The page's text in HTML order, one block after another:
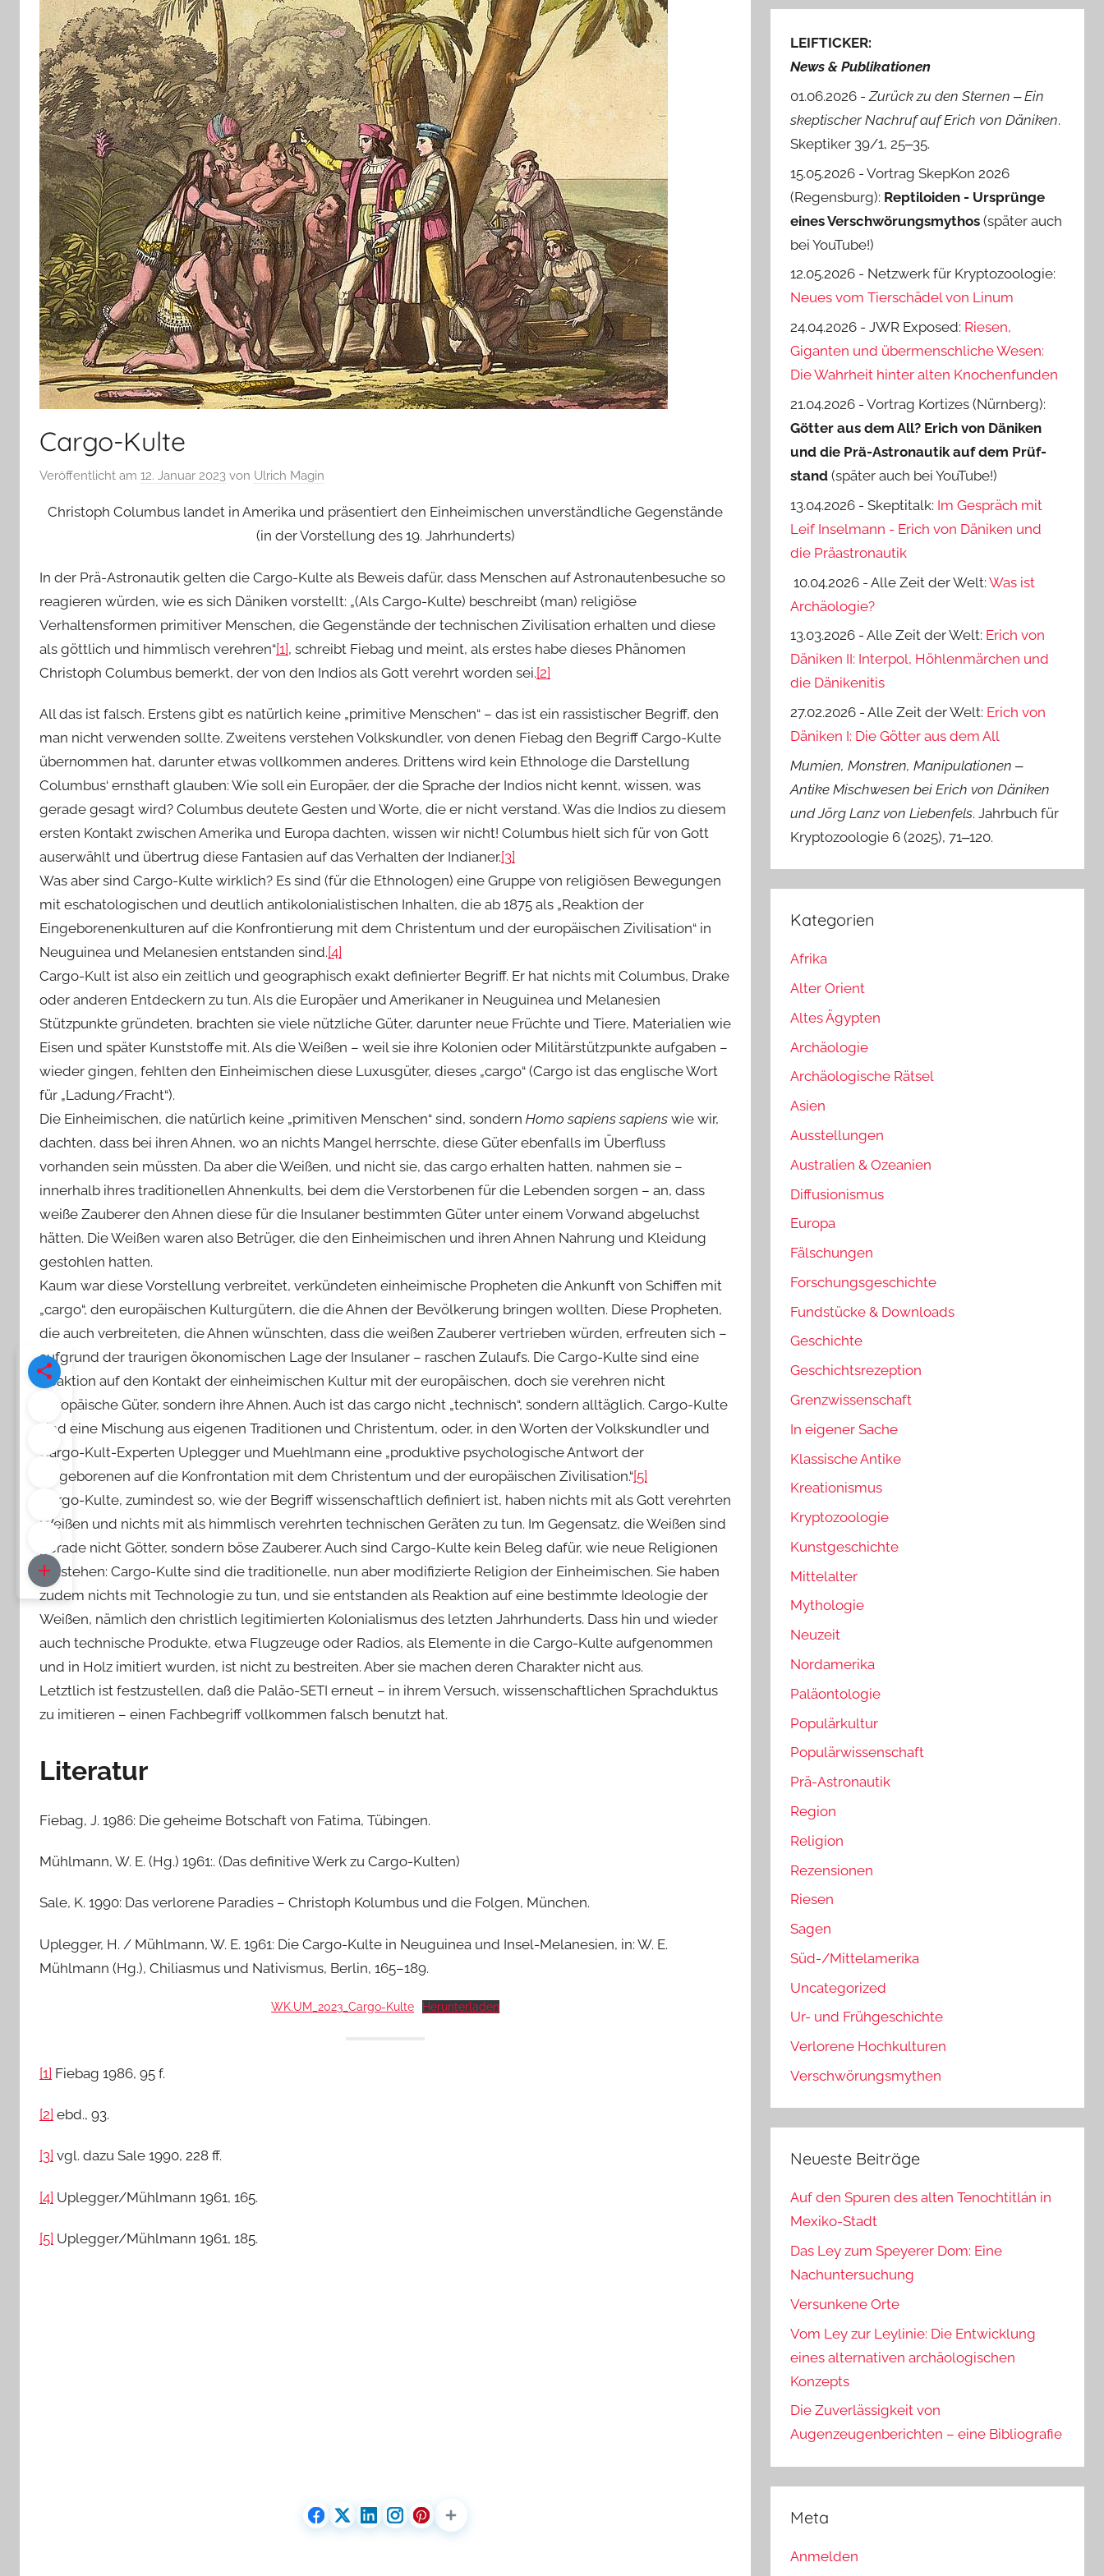
Cargo-Kulte
Veröffentlicht am 12. Januar 2023 von Ulrich Magin
Christoph Columbus landet in Amerika und präsentiert den Einheimischen unverständliche Gegenstände
(in der Vorstellung des 19. Jahrhunderts)
In der Prä-Astronautik gelten die Cargo-Kulte als Beweis dafür, dass Menschen auf Astronautenbesuche so
reagieren würden, wie es sich Däniken vorstellt: „(Als Cargo-Kulte) beschreibt (man) religiöse
Verhaltensformen primitiver Menschen, die Gegenstände der technischen Zivilisation erhalten und diese
als göttlich und himmlisch verehren“[1], schreibt Fiebag und meint, als erstes habe dieses Phänomen
Christoph Columbus bemerkt, der von den Indios als Gott verehrt worden sei.[2]
All das ist falsch. Erstens gibt es natürlich keine „primitive Menschen“ – das ist ein rassistischer Begriff, den
man nicht verwenden sollte. Zweitens verstehen Volkskundler, von denen Fiebag den Begriff Cargo-Kulte
übernommen hat, darunter etwas vollkommen anderes. Drittens wird kein Ethnologe die Darstellung
Columbus‘ ernsthaft glauben: Wie soll ein Europäer, der die Sprache der Indios nicht kennt, wissen, was
gerade gesagt wird? Columbus deutete Gesten und Worte, die er nicht verstand. Was die Indios zu diesem
ersten Kontakt zwischen Amerika und Europa dachten, wissen wir nicht! Columbus hielt sich für von Gott
auserwählt und übertrug diese Fantasien auf das Verhalten der Indianer.[3]
Was aber sind Cargo-Kulte wirklich? Es sind (für die Ethnologen) eine Gruppe von religiösen Bewegungen
mit eschatologischen und deutlich antikolonialistischen Inhalten, die ab 1875 als „Reaktion der
Eingeborenenkulturen auf die Konfrontierung mit dem Christentum und der europäischen Zivilisation“ in
Neuguinea und Melanesien entstanden sind.[4]
Cargo-Kult ist also ein zeitlich und geographisch exakt definierter Begriff. Er hat nichts mit Columbus, Drake
oder anderen Entdeckern zu tun. Als die Europäer und Amerikaner in Neuguinea und Melanesien
Stützpunkte gründeten, brachten sie viele nützliche Güter, darunter neue Früchte und Tiere, Materialien wie
Eisen und später Kunststoffe mit. Als die Weißen – weil sie ihre Kolonien oder Militärstützpunkte aufgaben –
wieder gingen, fehlten den Einheimischen diese Luxusgüter, dieses „cargo“ (Cargo ist das englische Wort
für „Ladung/Fracht“).
Die Einheimischen, die natürlich keine „primitiven Menschen“ sind, sondern Homo sapiens sapiens wie wir,
dachten, dass bei ihren Ahnen, wo an nichts Mangel herrschte, diese Güter ebenfalls im Überfluss
vorhanden sein müssten. Da aber die Weißen, und nicht sie, das cargo erhalten hatten, nahmen sie –
innerhalb ihres traditionellen Ahnenkults, bei dem die Verstorbenen für die Lebenden sorgen – an, dass
weiße Zauberer den Ahnen diese für die Insulaner bestimmten Güter unter einem Vorwand abgeluchst
hätten. Die Weißen waren also Betrüger, die den Einheimischen und ihren Ahnen Nahrung und Kleidung
gestohlen hatten.
Kaum war diese Vorstellung verbreitet, verkündeten einheimische Propheten die Ankunft von Schiffen mit
„cargo“, den europäischen Kulturgütern, die die Ahnen der Bevölkerung bringen wollten. Diese Propheten,
die auch verbreiteten, die Ahnen wünschten, dass die weißen Zauberer vertrieben würden, erfreuten sich –
aufgrund der traurigen ökonomischen Lage der Insulaner – raschen Zulaufs. Die Cargo-Kulte sind eine
Reaktion auf den Kontakt der einheimischen Kultur mit der europäischen, doch sie verehren nicht
europäische Güter, sondern ihre Ahnen. Auch ist das cargo nicht „technisch“, sondern alltäglich. Cargo-Kulte
sind eine Mischung aus eigenen Traditionen und Christentum, oder, in den Worten der Volkskundler und
Cargo-Kult-Experten Uplegger und Muehlmann eine „produktive psychologische Antwort der
Eingeborenen auf die Konfrontation mit dem Christentum und der europäischen Zivilisation.“[5]
Cargo-Kulte, zumindest so, wie der Begriff wissenschaftlich definiert ist, haben nichts mit als Gott verehrten
Weißen und nichts mit als himmlisch verehrten technischen Geräten zu tun. Im Gegensatz, die Weißen sind
gerade nicht Götter, sondern böse Zauberer. Auch sind Cargo-Kulte kein Beleg dafür, wie neue Religionen
entstehen: Cargo-Kulte sind die traditionelle, nun aber modifizierte Religion der Einheimischen. Sie haben
zudem nichts mit Technologie zu tun, und sie entstanden als Reaktion auf eine bestimmte Ideologie der
Weißen, nämlich den christlich legitimierten Kolonialismus des letzten Jahrhunderts. Dass hin und wieder
auch technische Produkte, etwa Flugzeuge oder Radios, als Elemente in die Cargo-Kulte aufgenommen
und in Holz imitiert wurden, ist nicht zu bestreiten. Aber sie machen deren Charakter nicht aus.
Letztlich ist festzustellen, daß die Paläo-SETI erneut – in ihrem Versuch, wissenschaftlichen Sprachduktus
zu imitieren – einen Fachbegriff vollkommen falsch benutzt hat.
Literatur
Fiebag, J. 1986: Die geheime Botschaft von Fatima, Tübingen.
Mühlmann, W. E. (Hg.) 1961:. (Das definitive Werk zu Cargo-Kulten)
Sale, K. 1990: Das verlorene Paradies – Christoph Kolumbus und die Folgen, München.
Uplegger, H. / Mühlmann, W. E. 1961: Die Cargo-Kulte in Neuguinea und Insel-Melanesien, in: W. E.
Mühlmann (Hg.), Chiliasmus und Nativismus, Berlin, 165–189.
WK.UM_2023_Cargo-Kulte Herunterladen
[1] Fiebag 1986, 95 f.
[2] ebd., 93.
[3] vgl. dazu Sale 1990, 228 ff.
[4] Uplegger/Mühlmann 1961, 165.
[5] Uplegger/Mühlmann 1961, 185.
LEIFTICKER:
News & Publikationen
01.06.2026 -Zurück zu den Sternen ‒ Ein
skeptischer Nachruf auf Erich von Däniken.
Skeptiker 39/1, 25‒35.
15.05.2026 - Vortrag SkepKon 2026
(Regensburg): Reptiloiden - Ursprünge
eines Verschwörungsmythos (später auch
bei YouTube!)
12.05.2026 - Netzwerk für Kryptozoologie:
Neues vom Tierschädel von Linum
24.04.2026 - JWR Exposed: Riesen,
Giganten und übermenschliche Wesen:
Die Wahrheit hinter alten Knochenfunden
21.04.2026 - Vortrag Kortizes (Nürnberg):
Götter aus dem All? Erich von Däniken
und die Prä-Astro­nautik auf dem Prüf­
stand (später auch bei YouTube!)
13.04.2026 - Skeptitalk: Im Gespräch mit
Leif Inselmann - Erich von Däniken und
die Präastronautik
10.04.2026 - Alle Zeit der Welt:Was ist
Archäologie?
13.03.2026 - Alle Zeit der Welt: Erich von
Däniken II: Interpol, Höhlenmärchen und
die Dänikenitis
27.02.2026 - Alle Zeit der Welt: Erich von
Däniken I: Die Götter aus dem All
Mumien, Monstren, Manipulationen ‒
Antike Mischwesen bei Erich von Däniken
und Jörg Lanz von Liebenfels. Jahrbuch für
Kryptozoologie 6 (2025), 71‒120.
Kategorien
Afrika
Alter Orient
Altes Ägypten
Archäologie
Archäologische Rätsel
Asien
Ausstellungen
Australien & Ozeanien
Diffusionismus
Europa
Fälschungen
Forschungsgeschichte
Fundstücke & Downloads
Geschichte
Geschichtsrezeption
Grenzwissenschaft
In eigener Sache
Klassische Antike
Kreationismus
Kryptozoologie
Kunstgeschichte
Mittelalter
Mythologie
Neuzeit
Nordamerika
Paläontologie
Populärkultur
Populärwissenschaft
Prä-Astronautik
Region
Religion
Rezensionen
Riesen
Sagen
Süd-/Mittelamerika
Uncategorized
Ur- und Frühgeschichte
Verlorene Hochkulturen
Verschwörungsmythen
Neueste Beiträge
Auf den Spuren des alten Tenochtitlán in
Mexiko-Stadt
Das Ley zum Speyerer Dom: Eine
Nachuntersuchung
Versunkene Orte
Vom Ley zur Leylinie: Die Entwicklung
eines alternativen archäologischen
Konzepts
Die Zuverlässigkeit von
Augenzeugenberichten – eine Bibliografie
Meta
Anmelden